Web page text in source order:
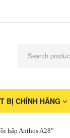
BỊ CHÍNH HÃNG
hấp Anthos A28”